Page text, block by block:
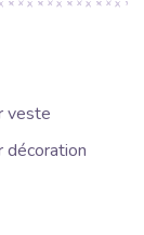
veste
décoration